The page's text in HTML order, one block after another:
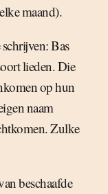
maand).
Bas
lieden. Die
op hun
naam
Zulke
beschaafde